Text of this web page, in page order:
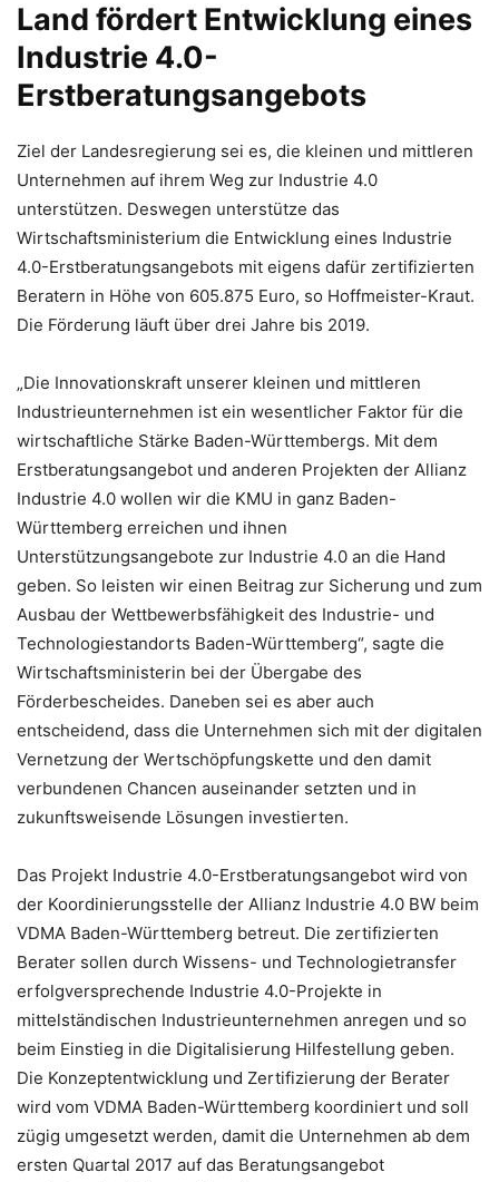
Land fördert Entwicklung eines
Industrie 4.0-
Erstberatungsangebots
Ziel der Landesregierung sei es, die kleinen und mittleren
Unternehmen auf ihrem Weg zur Industrie 4.0
unterstützen. Deswegen unterstütze das
Wirtschaftsministerium die Entwicklung eines Industrie
4.0-Erstberatungsangebots mit eigens dafür zertifizierten
Beratern in Höhe von 605.875 Euro, so Hoffmeister-Kraut.
Die Förderung läuft über drei Jahre bis 2019.
„Die Innovationskraft unserer kleinen und mittleren
Industrieunternehmen ist ein wesentlicher Faktor für die
wirtschaftliche Stärke Baden-Württembergs. Mit dem
Erstberatungsangebot und anderen Projekten der Allianz
Industrie 4.0 wollen wir die KMU in ganz Baden-
Württemberg erreichen und ihnen
Unterstützungsangebote zur Industrie 4.0 an die Hand
geben. So leisten wir einen Beitrag zur Sicherung und zum
Ausbau der Wettbewerbsfähigkeit des Industrie- und
Technologiestandorts Baden-Württemberg“, sagte die
Wirtschaftsministerin bei der Übergabe des
Förderbescheides. Daneben sei es aber auch
entscheidend, dass die Unternehmen sich mit der digitalen
Vernetzung der Wertschöpfungskette und den damit
verbundenen Chancen auseinander setzten und in
zukunftsweisende Lösungen investierten.
Das Projekt Industrie 4.0-Erstberatungsangebot wird von
der Koordinierungsstelle der Allianz Industrie 4.0 BW beim
VDMA Baden-Württemberg betreut. Die zertifizierten
Berater sollen durch Wissens- und Technologietransfer
erfolgversprechende Industrie 4.0-Projekte in
mittelständischen Industrieunternehmen anregen und so
beim Einstieg in die Digitalisierung Hilfestellung geben.
Die Konzeptentwicklung und Zertifizierung der Berater
wird vom VDMA Baden-Württemberg koordiniert und soll
zügig umgesetzt werden, damit die Unternehmen ab dem
ersten Quartal 2017 auf das Beratungsangebot